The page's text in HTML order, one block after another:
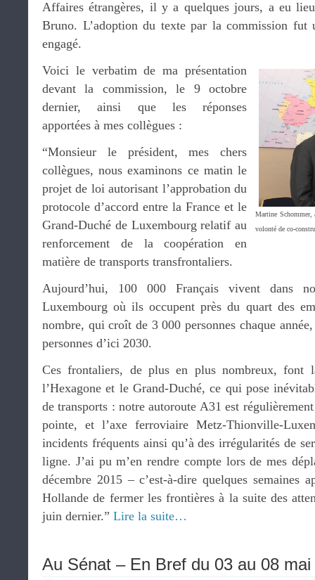
Affaires étrangères, il y a quelques jours, a eu
Bruno. L’adoption du texte par la commission fut
engagé.
Martine Schommer,
volonté de co-
Voici le verbatim de ma présentation
devant la commission, le 9 octobre
dernier, ainsi que les réponses
apportées à mes collègues :
“Monsieur le président, mes chers
collègues, nous examinons ce matin le
projet de loi autorisant l’approbation du
protocole d’accord entre la France et le
Grand-Duché de Luxembourg relatif au
renforcement de la coopération en
matière de transports transfrontaliers.
Aujourd’hui, 100 000 Français vivent dans
Luxembourg où ils occupent près du quart des
nombre, qui croît de 3 000 personnes chaque
personnes d’ici 2030.
Ces frontaliers, de plus en plus nombreux, font
l’Hexagone et le Grand-Duché, ce qui pose
de transports : notre autoroute A31 est
pointe, et l’axe ferroviaire Metz-Thionville-
incidents fréquents ainsi qu’à des irrégularités de
ligne. J’ai pu m’en rendre compte lors de mes
décembre 2015 – c’est-à-dire quelques semaines
Hollande de fermer les frontières à la suite des
juin dernier.” Lire la suite…
Au Sénat – En Bref du 03 au 08 mai